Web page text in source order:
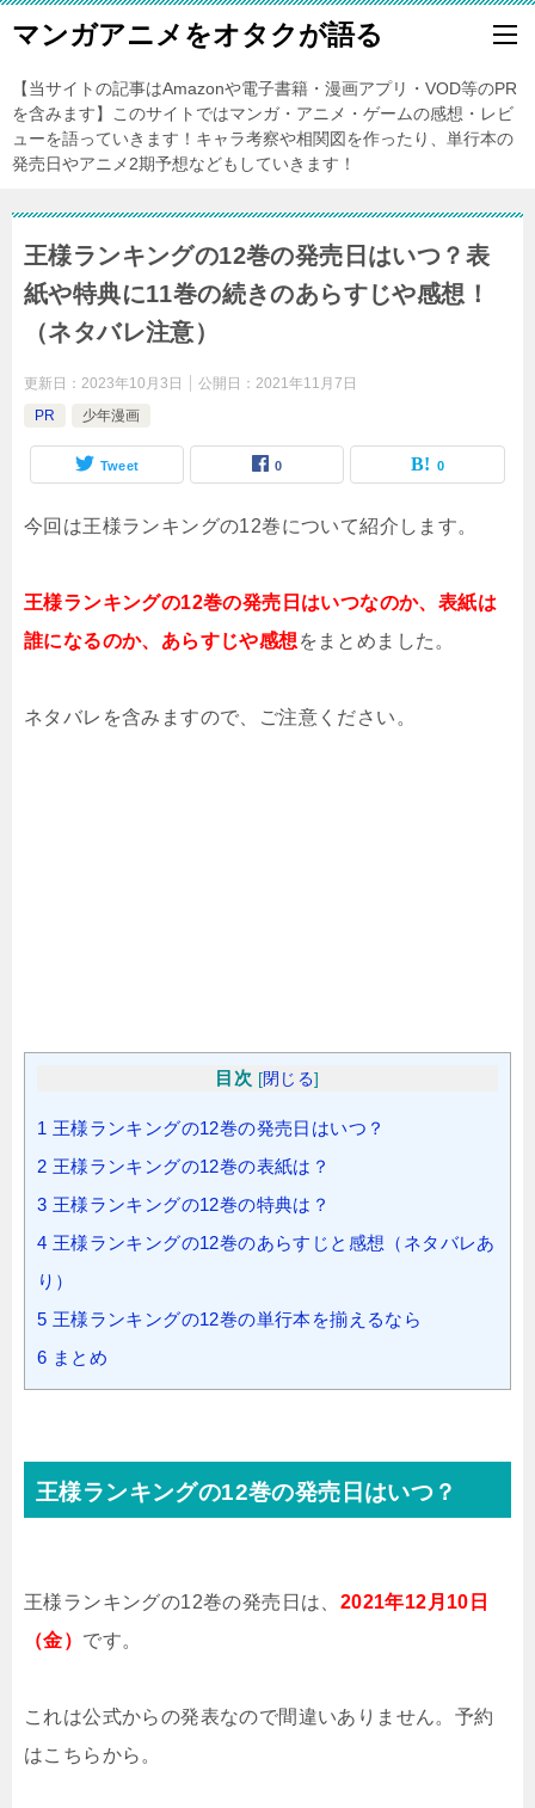
マンガアニメをオタクが語る
【当サイトの記事はAmazonや電子書籍・漫画アプリ・VOD等のPR
を含みます】このサイトではマンガ・アニメ・ゲームの感想・レビ
ューを語っていきます！キャラ考察や相関図を作ったり、単行本の
発売日やアニメ2期予想などもしていきます！
王様ランキングの12巻の発売日はいつ？表
紙や特典に11巻の続きのあらすじや感想！
（ネタバレ注意）
更新日： 2023年10月3日 公開日： 2021年11月7日
PR
少年漫画
Tweet 0 0
今回は王様ランキングの12巻について紹介します。
王様ランキングの12巻の発売日はいつなのか、表紙は
誰になるのか、あらすじや感想 をまとめました。
ネタバレを含みますので、ご注意ください。
目次 [閉じる]
1 王様ランキングの12巻の発売日はいつ？
2 王様ランキングの12巻の表紙は？
3 王様ランキングの12巻の特典は？
4 王様ランキングの12巻のあらすじと感想（ネタバレあ
り）
5 王様ランキングの12巻の単行本を揃えるなら
6 まとめ
王様ランキングの12巻の発売日はいつ？
王様ランキングの12巻の発売日は、 2021年12月10日
（金） です。
これは公式からの発表なので間違いありません。予約
はこちらから。